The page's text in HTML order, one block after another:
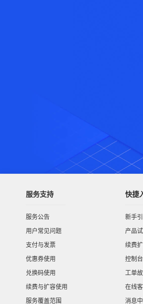
服务支持
服务公告
用户常见问题
支付与发票
优惠券使用
兑换码使用
续费与扩容使用
服务覆盖范围
快捷
新手
产品
续费
控制台
工单
在线
消息